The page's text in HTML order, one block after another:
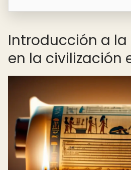
Introducción a
en la civilización